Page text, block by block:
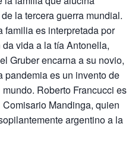
la tercera guerra mundial.
familia es interpretada por
vida a la tía Antonella,
Gruber encarna a su novio,
pandemia es un invento de
Roberto Francucci es
Mandinga, quien
argentino a la